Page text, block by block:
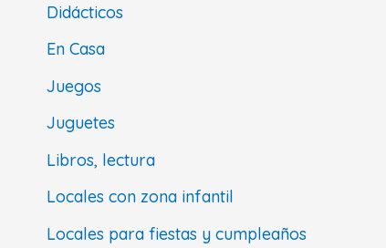
Didácticos
En Casa
Juegos
Juguetes
Libros, lectura
Locales con zona infantil
Locales para fiestas y cumpleaños